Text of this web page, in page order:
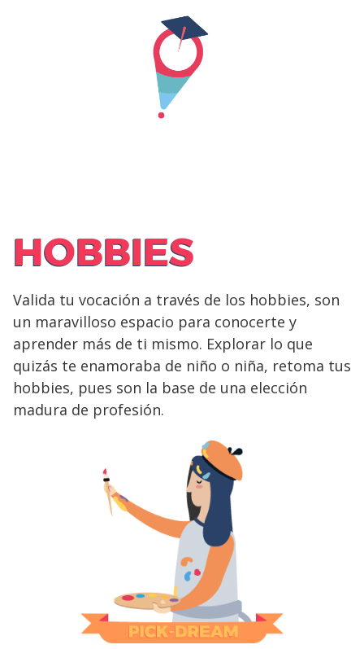
HOBBIES
Valida tu vocación a través de los hobbies, son
un maravilloso espacio para conocerte y
aprender más de ti mismo. Explorar lo que
quizás te enamoraba de niño o niña, retoma tus
hobbies, pues son la base de una elección
madura de profesión.